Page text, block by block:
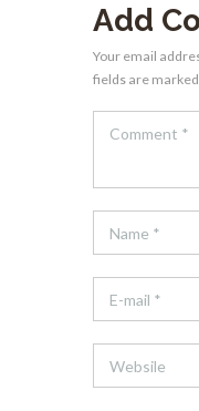
Add
Your email
fields are